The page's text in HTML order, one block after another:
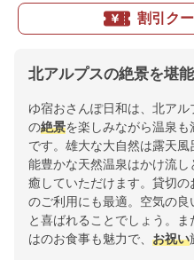
割引ク
北アルプスの絶景を堪能
ゆ宿おさんぽ日和は、北ア
の絶景を楽しみながら温泉も
です。雄大な大自然は露天
能豊かな天然温泉はかけ流
癒していただけます。貸切
のご利用にも最適。空気の良
と喜ばれることでしょう。
はのお食事も魅力で、 お祝い